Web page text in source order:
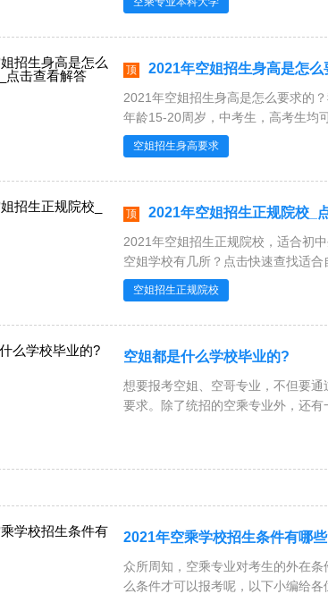
本科学历
顶 2021年空姐招生身高是怎
2021年空姐招生身高是怎么要求的
年龄15-20周岁，中考生，高考生均
空姐招生身高要求
顶 2021年空姐招生正规院校_
2021年空姐招生正规院校，适合初
空姐学校有几所？点击快速查找适合
空姐招生正规院校
空姐都是什么学校毕业的?
想要报考空姐、空哥专业，不但要
要求。除了统招的空乘专业外，还有
2021年空乘学校招生条件有哪些
众所周知，空乘专业对考生的外在
么条件才可以报考呢，以下小编给各